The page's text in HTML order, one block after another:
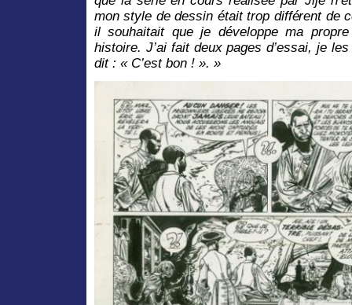
mon style de dessin était trop différent de
il souhaitait que je développe ma
histoire. J’ai fait deux pages d’essai, je
dit : « C’est bon ! ». »